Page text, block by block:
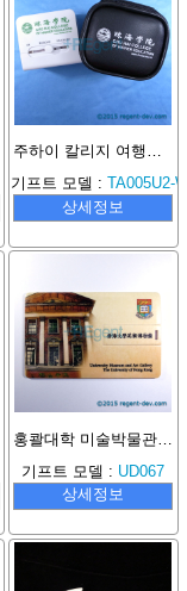
주하이 칼리지 여행용 플러그
기프트 모델 :
TA005U2-
상세정보
기프트 모델 : UD067
상세정보